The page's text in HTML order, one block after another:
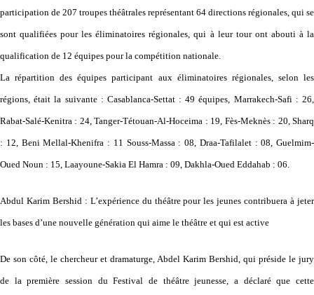
participation de 207 troupes théâtrales représentant 64 directions régionales, qui se
sont qualifiées pour les éliminatoires régionales, qui à leur tour ont abouti à la
qualification de 12 équipes pour la compétition nationale.
La répartition des équipes participant aux éliminatoires régionales, selon les
régions, était la suivante : Casablanca-Settat : 49 équipes, Marrakech-Safi : 26,
Rabat-Salé-Kenitra : 24, Tanger-Tétouan-Al-Hoceima : 19, Fès-Meknès : 20, Sharq
: 12, Beni Mellal-Khenifra : 11 Souss-Massa : 08, Draa-Tafilalet : 08, Guelmim-
Oued Noun : 15, Laayoune-Sakia El Hamra : 09, Dakhla-Oued Eddahab : 06.
Abdul Karim Bershid : L’expérience du théâtre pour les jeunes contribuera à jeter
les bases d’une nouvelle génération qui aime le théâtre et qui est active
De son côté, le chercheur et dramaturge, Abdel Karim Bershid, qui préside le jury
de la première session du Festival de théâtre jeunesse, a déclaré que cette